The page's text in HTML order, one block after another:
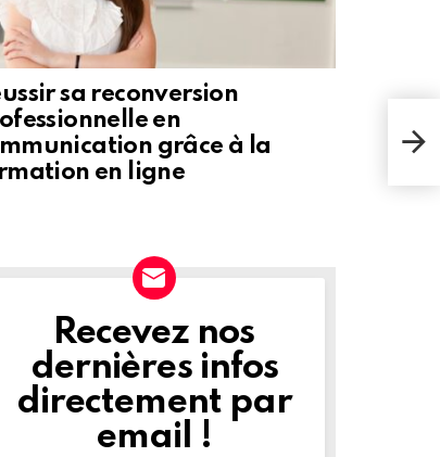
de
sa reconversion
en
grâce à la
en ligne
NEWSLETTER
Recevez nos
dernières infos
directement par
email !